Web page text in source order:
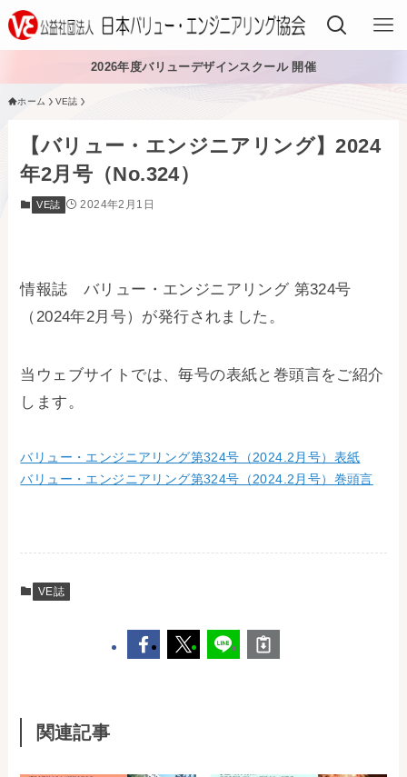
VEを学ぶ
VEを導入する
入会する
日本VE協会について
資料・論文購入
事務局・勤務体制
2026年度バリューデザインスクール 開催
ホーム VE誌
【バリュー・エンジニアリング】2024
年2月号（No.324）
VE誌 2024年2月1日
情報誌 バリュー・エンジニアリング 第324号
（2024年2月号）が発行されました。
当ウェブサイトでは、毎号の表紙と巻頭言をご紹介
します。
バリュー・エンジニアリング第324号（2024.2月号）表紙
バリュー・エンジニアリング第324号（2024.2月号）巻頭言
VE誌
関連記事